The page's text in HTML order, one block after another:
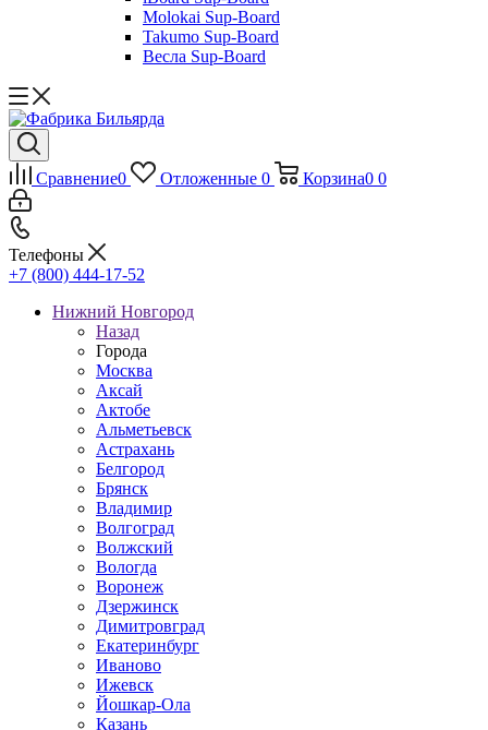
Molokai Sup-Board
Takumo Sup-Board
Весла Sup-Board
Сравнение0 Отложенные 0 Корзина0 0
Телефоны
+7 (800) 444-17-52
Нижний Новгород
Назад
Города
Москва
Аксай
Актобе
Альметьевск
Астрахань
Белгород
Брянск
Владимир
Волгоград
Волжский
Вологда
Воронеж
Дзержинск
Димитровград
Екатеринбург
Иваново
Ижевск
Йошкар-Ола
Казань